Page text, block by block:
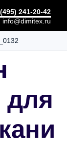
241-20-42
info@dimitex.ru
для